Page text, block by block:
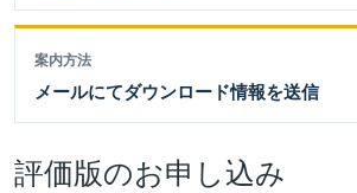
案内方法
メールにてダウンロード情報を送信
評価版のお申し込み